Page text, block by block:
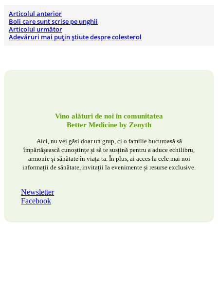
Articolul anterior
Boli care sunt scrise pe unghii
Articolul următor
Adevăruri mai puțin știute despre colesterol
Vino alături de noi în comunitatea
Better Medicine by Zenyth
Aici, nu vei găsi doar un grup, ci o familie bucuroasă să
împărtășească cunoștințe și să te susțină pentru a aduce echilibru,
armonie și sănătate în viața ta. În plus, ai acces la cele mai noi
informații de sănătate, invitații la evenimente și resurse exclusive.
Newsletter
Facebook